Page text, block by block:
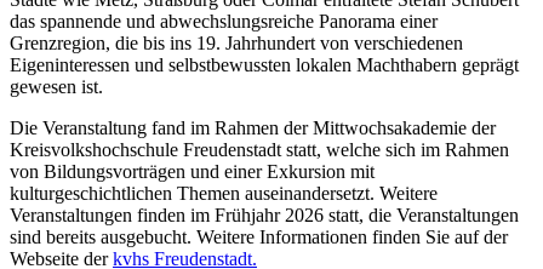
das spannende und abwechslungsreiche Panorama einer
Grenzregion, die bis ins 19. Jahrhundert von verschiedenen
Eigeninteressen und selbstbewussten lokalen Machthabern geprägt
gewesen ist.
Die Veranstaltung fand im Rahmen der Mittwochsakademie der
Kreisvolkshochschule Freudenstadt statt, welche sich im Rahmen
von Bildungsvorträgen und einer Exkursion mit
kulturgeschichtlichen Themen auseinandersetzt. Weitere
Veranstaltungen finden im Frühjahr 2026 statt, die Veranstaltungen
sind bereits ausgebucht. Weitere Informationen finden Sie auf der
Webseite derkvhs Freudenstadt.